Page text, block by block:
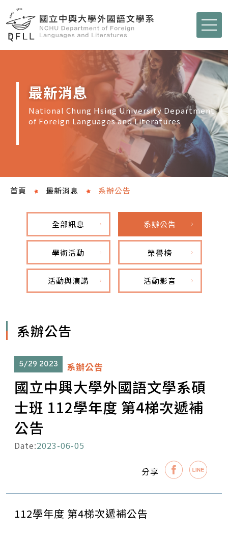
最新消息
National Chung Hsing University Department
of Foreign Languages and Literatures
首頁 最新消息 系辦公告
全部訊息 系辦公告
學術活動 榮譽榜
活動與演講 活動影音
系辦公告
5/29 2023 系辦公告
國立中興大學外國語文學系碩
士班 112學年度 第4梯次遞補
公告
Date:2023-06-05
分享
112學年度 第4梯次遞補公告